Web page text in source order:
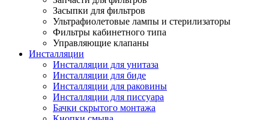
Засыпки для фильтров
Ультрафиолетовые лампы и стерилизаторы
Фильтры кабинетного типа
Управляющие клапаны
Инсталляции
Инсталляции для унитаза
Инсталляции для биде
Инсталляции для раковины
Инсталляции для писсуара
Бачки скрытого монтажа